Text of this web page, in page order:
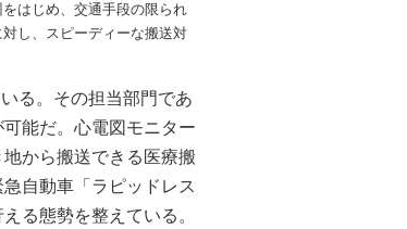
をはじめ、交通手段の限られ
し、スピーディーな搬送対
る。その担当部門であ
能だ。心電図モニター
から搬送できる医療搬
自動車「ラピッドレス
る態勢を整えている。